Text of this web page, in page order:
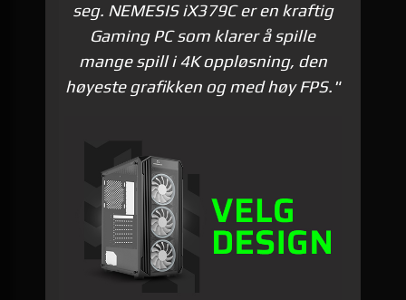
seg. NEMESIS iX379C er en kraftig
Gaming PC som klarer å spille
mange spill i 4K oppløsning, den
høyeste grafikken og med høy FPS."